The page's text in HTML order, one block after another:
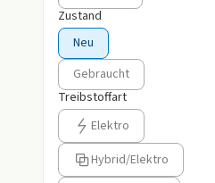
Zustand
Zustand auswählen
Neu
Gebraucht
Treibstoffart
Treibstoffart auswählen
Elektro
Hybrid/Elektro